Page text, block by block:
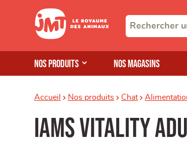
Nos produits Nos magasins
Accueil Nos produits Chat
IAMS Vitality